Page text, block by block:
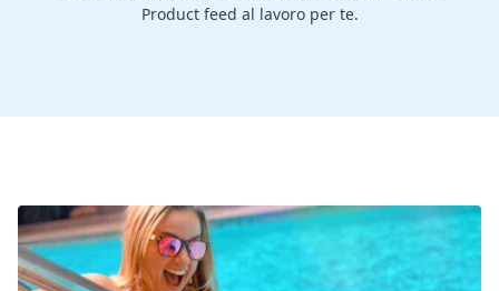
Product feed al lavoro per te.